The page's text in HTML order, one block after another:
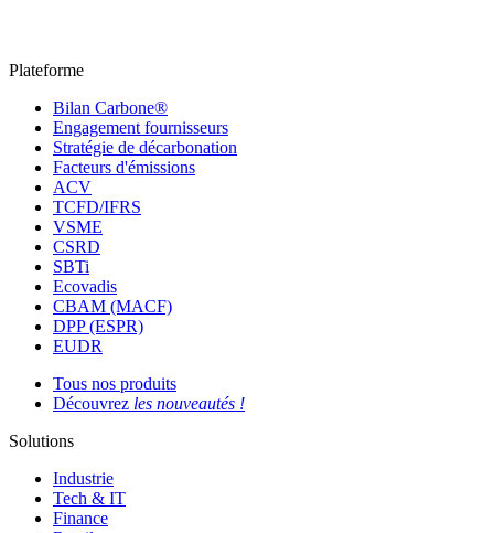
Plateforme
Bilan Carbone®
Engagement fournisseurs
Stratégie de décarbonation
Facteurs d'émissions
ACV
TCFD/IFRS
VSME
CSRD
SBTi
Ecovadis
CBAM (MACF)
DPP (ESPR)
EUDR
Tous nos produits
Découvrez les nouveautés !
Solutions
Industrie
Tech & IT
Finance